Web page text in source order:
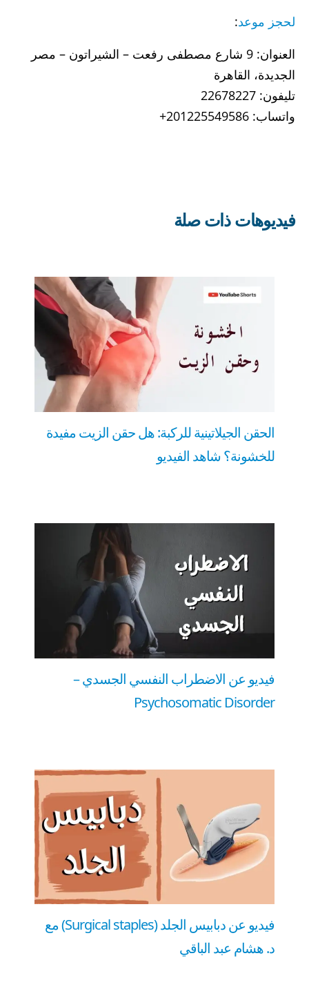
لحجز موعد:
العنوان: 9 شارع مصطفى رفعت – الشيراتون – مصر
الجديدة، القاهرة
تليفون: 22678227
واتساب: 201225549586+
فيديوهات ذات صلة
الحقن الجيلاتينية للركبة: هل حقن الزيت مفيدة
للخشونة؟ شاهد الفيديو
فيديو عن الاضطراب النفسي الجسدي –
Psychosomatic Disorder
فيديو عن دبابيس الجلد (Surgical staples) مع
د. هشام عبد الباقي